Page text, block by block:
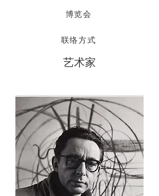
博览会
联络方式
艺术家